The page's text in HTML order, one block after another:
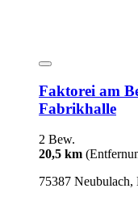
Faktorei am
Fabrikhalle
2 Bew.
20,5 km
75387 Neubulach,